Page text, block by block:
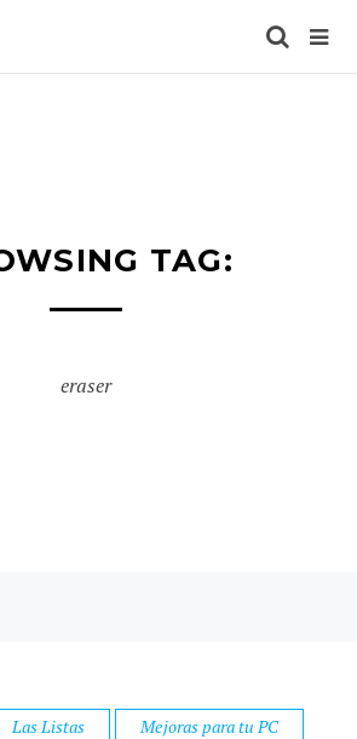
TAG:
eraser
Las Listas Mejoras para tu PC